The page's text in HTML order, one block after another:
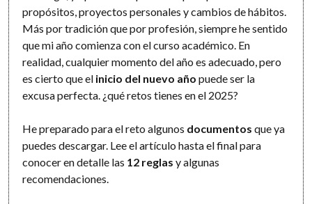
propósitos, proyectos personales y cambios de hábitos.
Más por tradición que por profesión, siempre he sentido
que mi año comienza con el curso académico. En
realidad, cualquier momento del año es adecuado, pero
es cierto que el inicio del nuevo año puede ser la
excusa perfecta. ¿qué retos tienes en el 2025?
He preparado para el reto algunos documentos que ya
puedes descargar. Lee el artículo hasta el final para
conocer en detalle las 12 reglas y algunas
recomendaciones.